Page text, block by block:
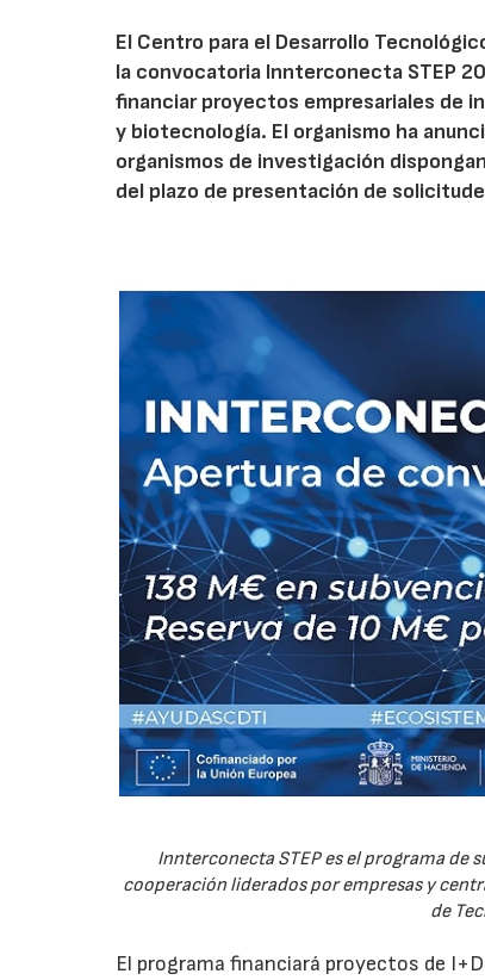
El Centro para el Desarrollo
la convocatoria Innterconecta STEP
financiar proyectos empresariales de
y biotecnología. El organismo ha
organismos de investigación
del plazo de presentación de
Innterconecta STEP es el programa de
cooperación liderados por empresas y
de
El programa financiará proyectos de